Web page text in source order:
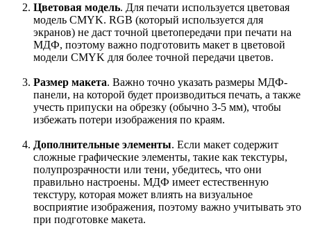
Цветовая модель. Для печати используется цветовая
модель CMYK. RGB (который используется для
экранов) не даст точной цветопередачи при печати на
МДФ, поэтому важно подготовить макет в цветовой
модели CMYK для более точной передачи цветов.
Размер макета. Важно точно указать размеры МДФ-
панели, на которой будет производиться печать, а также
учесть припуски на обрезку (обычно 3-5 мм), чтобы
избежать потери изображения по краям.
Дополнительные элементы. Если макет содержит
сложные графические элементы, такие как текстуры,
полупрозрачности или тени, убедитесь, что они
правильно настроены. МДФ имеет естественную
текстуру, которая может влиять на визуальное
восприятие изображения, поэтому важно учитывать это
при подготовке макета.